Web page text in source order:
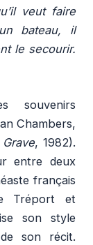
veut faire
bateau, il
le secourir.
souvenirs
Chambers,
, 1982).
entre deux
français
Tréport et
son style
son récit.